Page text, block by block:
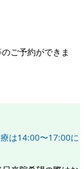
ご予約ができま
は14:00〜17:00に